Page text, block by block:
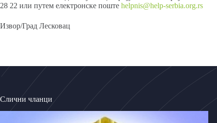
28 22 или путем електронске поште helpnis@help-serbia.org.rs
Извор/Град Лесковац
Слични чланци